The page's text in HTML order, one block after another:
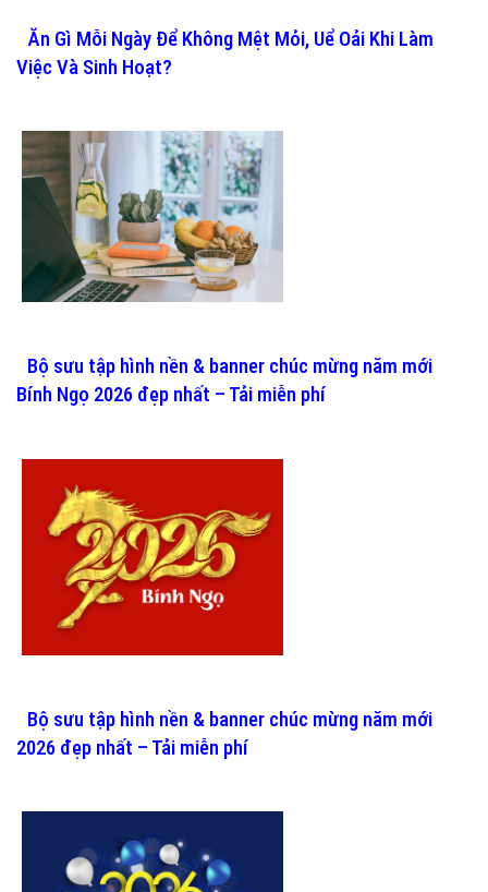
Ăn Gì Mỗi Ngày Để Không Mệt Mỏi, Uể Oải Khi Làm
Việc Và Sinh Hoạt?
Bộ sưu tập hình nền & banner chúc mừng năm mới
Bính Ngọ 2026 đẹp nhất – Tải miễn phí
Bộ sưu tập hình nền & banner chúc mừng năm mới
2026 đẹp nhất – Tải miễn phí